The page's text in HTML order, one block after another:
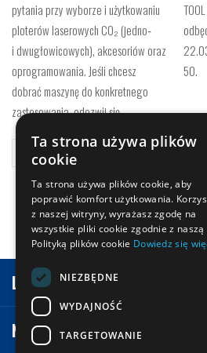
pytania przy wyborze i użytkowaniu
ploterów laserowych CO₂ (jedno‑
i dwugłowicowych), akcesoriów oraz
oprogramowania. Jeśli chcesz
dobrać maszynę do konkretnego
zastosowania, odezwij się…
Czytaj więcej
50.
1
2
Leasing
Na skróty
Ta strona używa plików
cookie
Ta strona używa plików cookie, aby
poprawić komfort użytkowania.
z naszej witryny, wyrażasz zgodę na
wszystkie pliki cookie zgodnie z naszą
Polityką plików cookie Dowiedz się
NIEZBĘDNE
WYDAJNOŚĆ
TARGETOWANIE